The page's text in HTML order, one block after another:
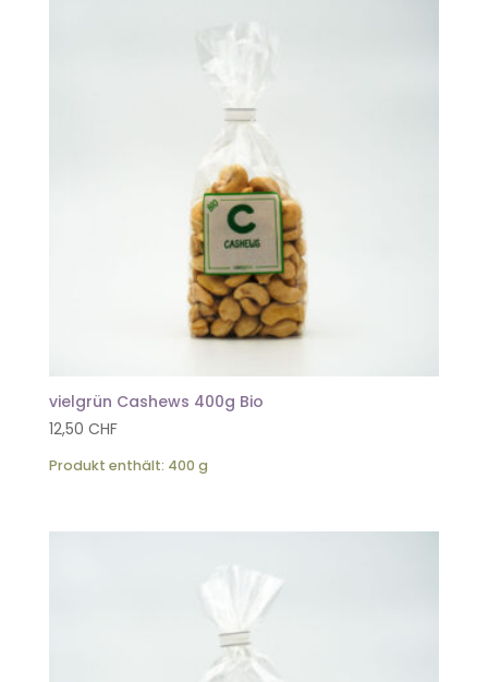
vielgrün Cashews 400g Bio
12,50 CHF
Produkt enthält: 400 g